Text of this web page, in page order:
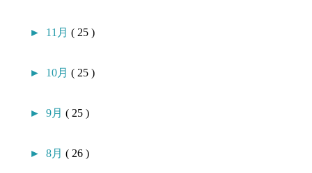
► 11月( 25 )
► 10月( 25 )
►9月( 25 )
►8月( 26 )